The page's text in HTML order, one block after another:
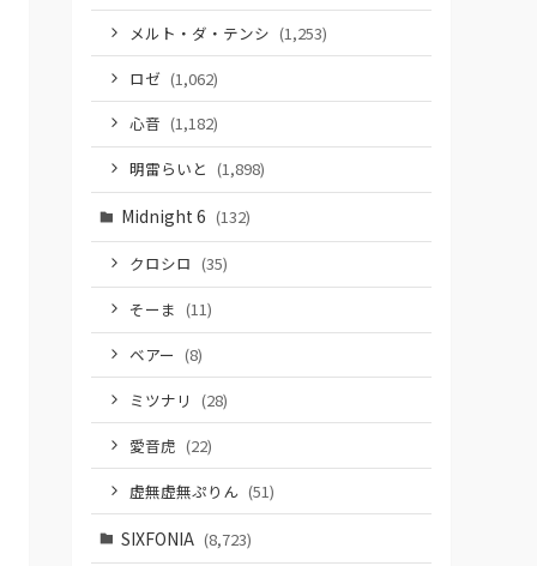
メルト・ダ・テンシ (1,253)
ロゼ (1,062)
心音 (1,182)
明雷らいと (1,898)
Midnight 6 (132)
クロシロ (35)
そーま (11)
ベアー (8)
ミツナリ (28)
愛音虎 (22)
虚無虚無ぷりん (51)
SIXFONIA (8,723)